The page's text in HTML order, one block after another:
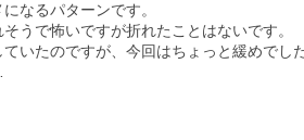
なるパターンです。
うで怖いですが折れたことはないです。
いたのですが、今回はちょっと緩めでし